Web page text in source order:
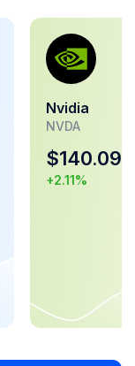
Nvidia
NVDA
$140.09
+2.11%